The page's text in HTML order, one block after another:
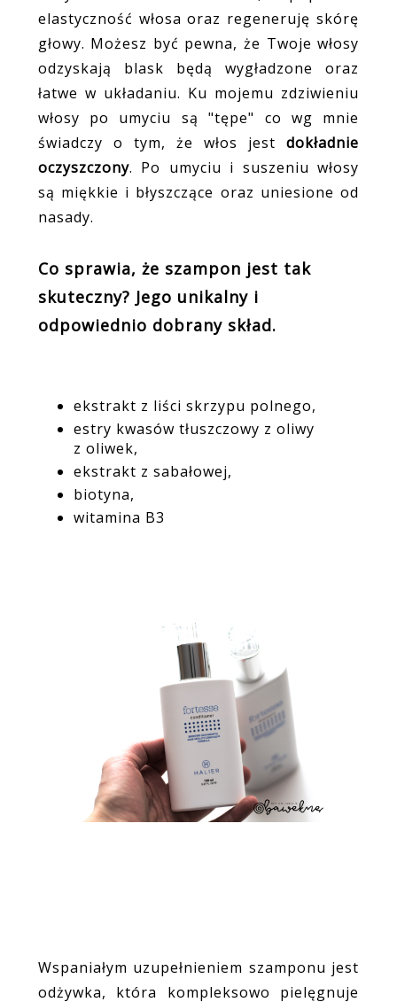
elastyczność włosa oraz regeneruję skórę
głowy. Możesz być pewna, że Twoje włosy
odzyskają blask będą wygładzone oraz
łatwe w układaniu. Ku mojemu zdziwieniu
włosy po umyciu są "tępe" co wg mnie
świadczy o tym, że włos jestdokładnie
oczyszczony. Po umyciu i suszeniu włosy
są miękkie i błyszczące oraz uniesione od
nasady.
Co sprawia, że szampon jest tak
skuteczny? Jego unikalny i
odpowiednio dobrany skład.
ekstrakt z liści skrzypu polnego,
estry kwasów tłuszczowy z oliwy
z oliwek,
ekstrakt z sabałowej,
biotyna,
witamina B3
Wspaniałym uzupełnieniem szamponu jest
odżywka, która kompleksowo pielęgnuje